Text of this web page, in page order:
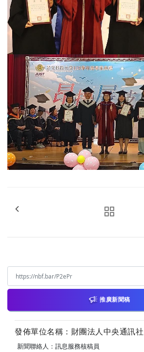
推廣新聞稿
發佈單位名稱：財團法人中央通訊社
新聞聯絡人：訊息服務核稿員